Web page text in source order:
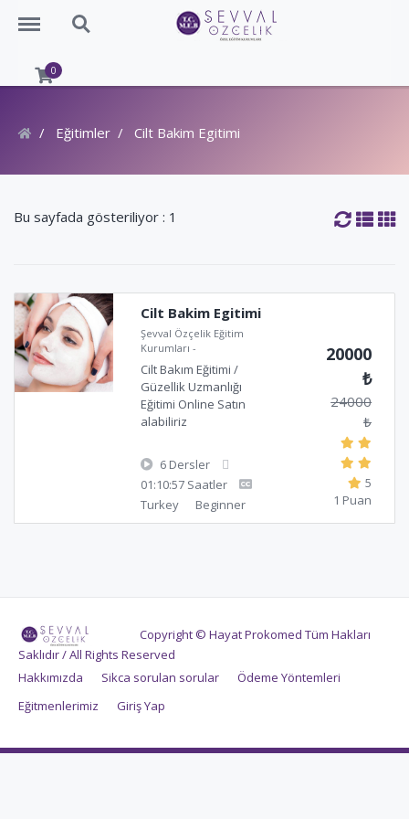
Menu Eğitim Ara
0
Eğitimler Cilt Bakim Egitimi
Bu sayfada gösteriliyor : 1
Cilt Bakim Egitimi
Şevval Özçelik Eğitim
Kurumları -
Cilt Bakım Eğitimi /
Güzellik Uzmanlığı
Eğitimi Online Satın
alabiliriz
6 Dersler
01:10:57 Saatler
Turkey
Beginner
20000
₺
24000
₺
5
1 Puan
Copyright © Hayat Prokomed Tüm Hakları
Saklıdır / All Rights Reserved
Hakkımızda
Sikca sorulan sorular
Ödeme Yöntemleri
Eğitmenlerimiz
Giriş Yap